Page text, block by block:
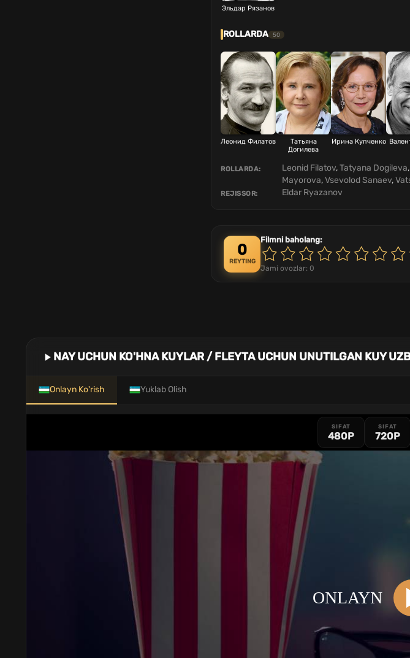
Эльдар Рязанов
ROLLARDA 50
Леонид Филатов
Татьяна
Догилева
Ирина Купченко
ROLLARDA: Leonid Filatov,Tatyana Dogileva,
Mayorova,Vsevolod Sanaev,
REJISSOR: Eldar Ryazanov
0
REYTING
Filmni baholang:
Jami ovozlar: 0
NAY UCHUN KO'HNA KUYLAR / FLEYTA UCHUN UNUTILGAN KUY
Onlayn Ko'rish Yuklab Olish
SIFAT
480P
SIFAT
720P